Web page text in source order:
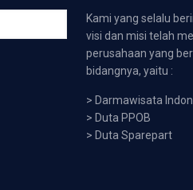
Kami yang selalu
visi dan misi telah
perusahaan yang
bidangnya, yaitu :
> Darmawisata
> Duta PPOB
> Duta Sparepart